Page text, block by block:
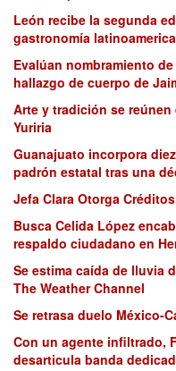
León recibe la segunda
gastronomía
Evalúan nombramiento
hallazgo de cuerpo de
Arte y tradición se
Yuriria
Guanajuato incorpora
padrón estatal tras una
Jefa Clara Otorga
Busca Celida López
respaldo ciudadano en
Se estima caída de lluvia
The Weather Channel
Se retrasa duelo México-
Con un agente infiltrado,
desarticula banda